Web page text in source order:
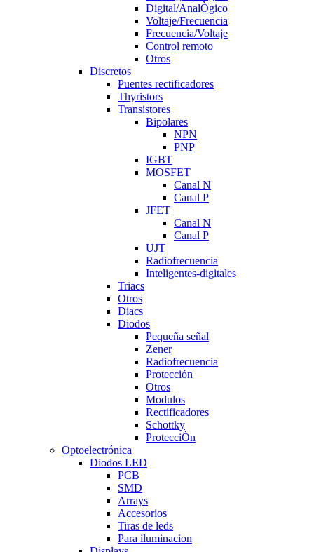
Digital/AnalÒgico
Voltaje/Frecuencia
Frecuencia/Voltaje
Control remoto
Otros
Discretos
Puentes rectificadores
Thyristors
Transistores
Bipolares
NPN
PNP
IGBT
MOSFET
Canal N
Canal P
JFET
Canal N
Canal P
UJT
Radiofrecuencia
Inteligentes-digitales
Triacs
Otros
Diacs
Diodos
Pequeña señal
Zener
Radiofrecuencia
Protección
Otros
Modulos
Rectificadores
Schottky
ProtecciÒn
Optoelectrónica
Diodos LED
PCB
SMD
Arrays
Accesorios
Tiras de leds
Para iluminacion